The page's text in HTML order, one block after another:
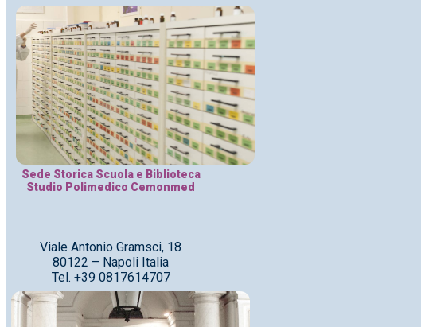
Sede Storica Scuola e Biblioteca
Studio Polimedico Cemonmed
Viale Antonio Gramsci, 18
80122 – Napoli Italia
Tel. +39 0817614707